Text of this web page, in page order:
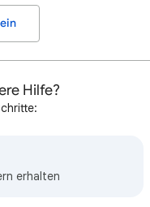
Hilfe?
erhalten